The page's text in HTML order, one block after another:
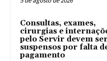
Consultas, exames,
cirurgias e
pelo Servir devem
suspensos por falta
pagamento